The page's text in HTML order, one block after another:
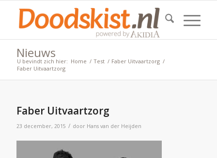
Nieuws
U bevindt zich hier: Home / Test / Faber Uitvaartzorg /
Faber Uitvaartzorg
Faber Uitvaartzorg
23 december, 2015 / door Hans van der Heijden